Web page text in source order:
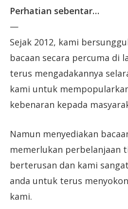
Perhatian sebentar…
—
Sejak 2012, kami
bacaan secara percuma di
terus mengadakannya
kami untuk
kebenaran kepada
Namun menyediakan
memerlukan perbelanjaan
berterusan dan kami
anda untuk terus
kami.